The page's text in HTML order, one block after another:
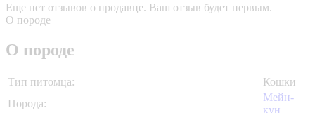
Еще нет отзывов о продавце. Ваш отзыв будет первым.
О породе
О породе
Тип питомца:
Кошки
Порода:
Мейн-
кун